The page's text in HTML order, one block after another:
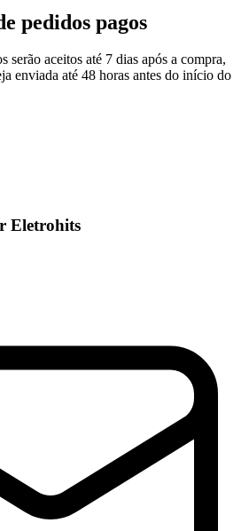
pedidos pagos
serão aceitos até 7 dias após a compra,
enviada até 48 horas antes do início do
Eletrohits